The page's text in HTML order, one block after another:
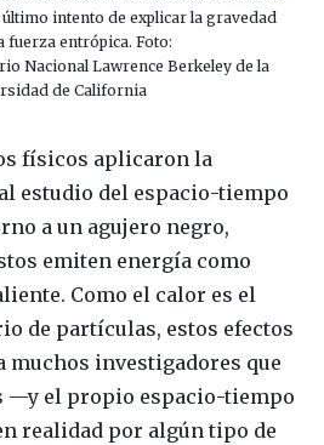
intento de explicar la gravedad
fuerza entrópica. Foto:
Nacional Lawrence Berkeley de la
de California
físicos aplicaron la
estudio del espacio-tiempo
a un agujero negro,
emiten energía como
Como el calor es el
de partículas, estos efectos
muchos investigadores que
—y el propio espacio-tiempo
realidad por algún tipo de